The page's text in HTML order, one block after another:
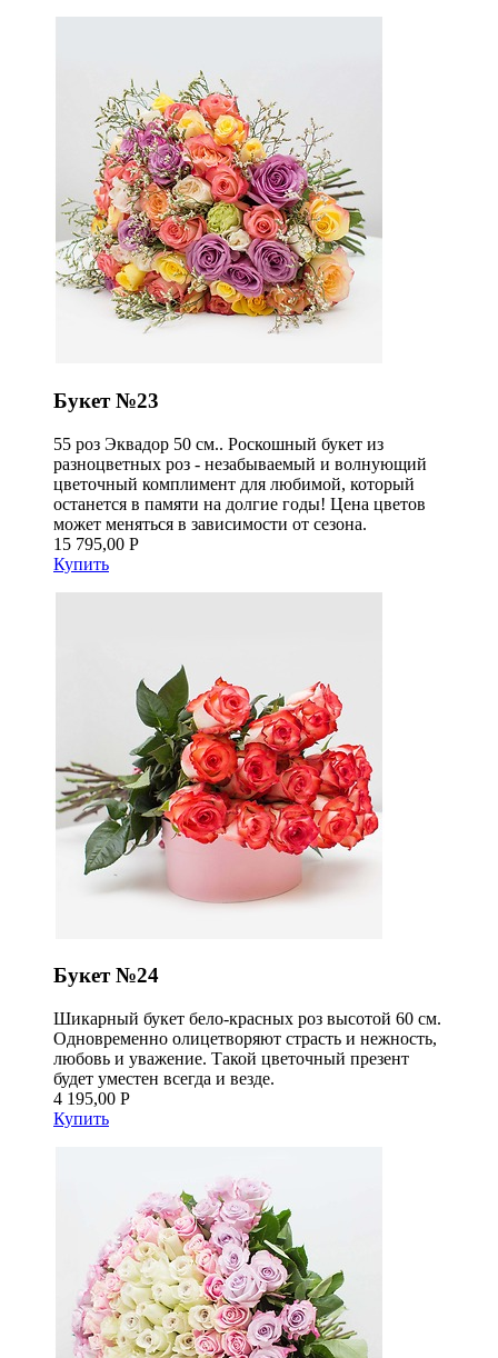
Букет №23
55 роз Эквадор 50 см.. Роскошный букет из
разноцветных роз - незабываемый и волнующий
цветочный комплимент для любимой, который
останется в памяти на долгие годы! Цена цветов
может меняться в зависимости от сезона.
15 795,00 Р
Купить
Букет №24
Шикарный букет бело-красных роз высотой 60 см.
Одновременно олицетворяют страсть и нежность,
любовь и уважение. Такой цветочный презент
будет уместен всегда и везде.
4 195,00 Р
Купить